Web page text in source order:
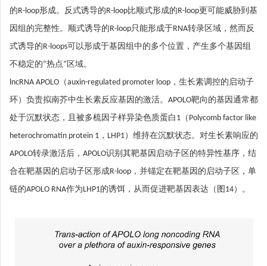
的R-loop形成。反式诱导的R-loop比顺式形成的R-loop更可能威胁到基
因组的完整性。顺式诱导的R-loop只能形成于RNA转录区域，然而反
式诱导的R-loops可以形成于基因组中的多个位置，产生多个基因组
不稳定的“热点”区域。
lncRNA APOLO（auxin-regulated promoter loop，生长素调控的启动子
环）负责拟南芥中生长素反应基因的激活。APOLO靶向的基因通常都
处于沉默状态，且被多梳因子样异染色质蛋白1（Polycomb factor like
heterochromatin protein 1，LHP1）维持在沉默状态。对生长素响应的
APOLO转录激活后，APOLO识别其靶基因启动子区的特异性基序，结
合在靶基因的启动子区形成R-loop，并锚定在靶基因的启动子区，单
链的APOLO RNA作为LHP1的诱饵，从而促进靶基因表达（图14）。